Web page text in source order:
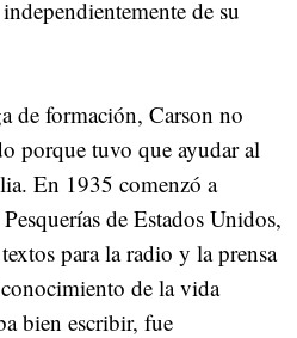
de su
de formación, Carson no
porque tuvo que ayudar al
En 1935 comenzó a
de Estados Unidos,
para la radio y la prensa
de la vida
bien escribir, fue